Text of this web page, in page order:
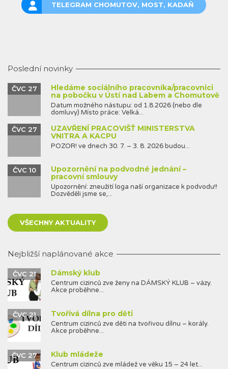
TELEGRAM CHOMUTOV, MOST, KADAŇ
Poslední novinky
Hledáme sociálního pracovníka/pracovnici
na pobočku v Ústí nad Labem a Chomutově
ČVC 27
Datum možného nástupu: od 1.8.2026 (nebo dle
domluvy) Místo práce: Velká...
UZAVŘENÍ PRACOVIŠŤ MINISTERSTVA
VNITRA A KACPU
ČVC 27
POZOR! ve dnech 30. 7. – 3. 8. 2026 budou...
Upozornění na podvodné jednání –
pracovní smlouvy
ČVC 10
Upozornění: zneužití loga naší organizace k podvodu!!
Dozvěděli jsme se,...
VŠECHNY AKTUALITY
Nejbližší naplánované akce
Dámský klub
ČVC 21
Centrum cizinců zve ženy na DÁMSKÝ KLUB – vázy.
Akce proběhne...
Tvořivá dílna pro děti
ČVC 21
Centrum cizinců zve děti na tvořivou dílnu – korály.
Akce proběhne...
Klub mládeže
ČVC 27
Centrum cizinců zve mládež ve věku 15 – 24 let...